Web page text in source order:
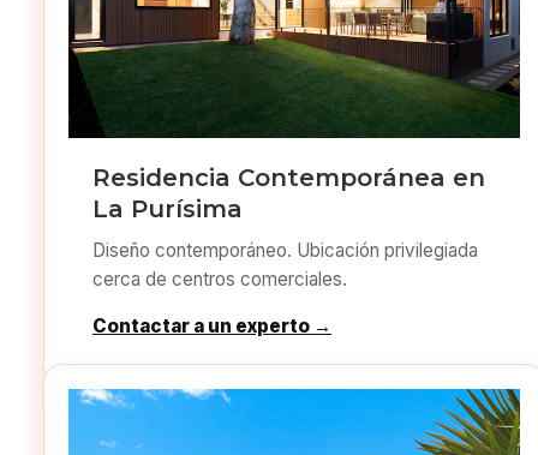
Residencia Contemporánea en
La Purísima
Diseño contemporáneo. Ubicación privilegiada
cerca de centros comerciales.
Contactar a un experto →